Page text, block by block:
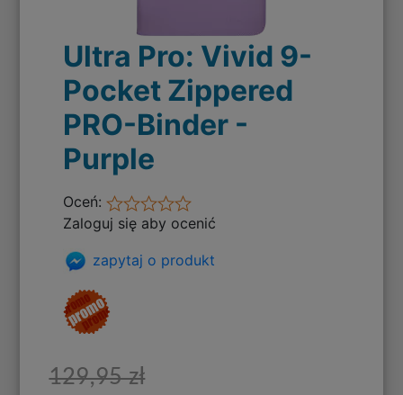
Ultra Pro: Vivid 9-
Pocket Zippered
PRO-Binder -
Purple
Oceń:
Zaloguj się aby ocenić
zapytaj o produkt
129,95 zł